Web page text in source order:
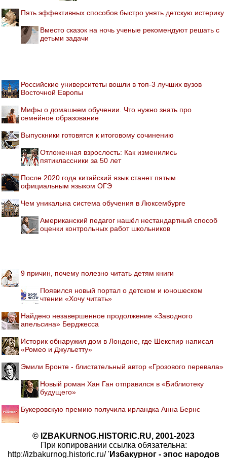
Пять эффективных способов быстро унять детскую истерику
Вместо сказок на ночь ученые рекомендуют решать с
детьми задачи
Российские университеты вошли в топ-3 лучших вузов
Восточной Европы
Мифы о домашнем обучении. Что нужно знать про
семейное образование
Выпускники готовятся к итоговому сочинению
Отложенная взрослость: Как изменились
пятиклассники за 50 лет
После 2020 года китайский язык станет пятым
официальным языком ОГЭ
Чем уникальна система обучения в Люксембурге
Американский педагог нашёл нестандартный способ
оценки контрольных работ школьников
9 причин, почему полезно читать детям книги
Появился новый портал о детском и юношеском
чтении «Хочу читать»
Найдено незавершенное продолжение «Заводного
апельсина» Берджесса
Историк обнаружил дом в Лондоне, где Шекспир написал
«Ромео и Джульетту»
Эмили Бронте - блистательный автор «Грозового перевала»
Новый роман Хан Ган отправился в «Библиотеку
будущего»
Букеровскую премию получила ирландка Анна Бернс
© IZBAKURNOG.HISTORIC.RU, 2001-2023
При копировании ссылка обязательна:
http://izbakurnog.historic.ru/ 'Избакурног - эпос народов